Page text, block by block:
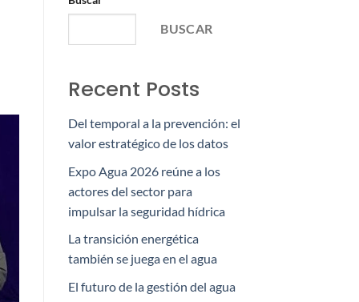
BUSCAR
Recent Posts
Del temporal a la prevención: el
valor estratégico de los datos
Expo Agua 2026 reúne a los
actores del sector para
impulsar la seguridad hídrica
La transición energética
también se juega en el agua
El futuro de la gestión del agua